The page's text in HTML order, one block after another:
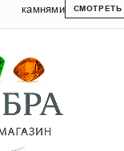
камнями
СМОТРЕТЬ